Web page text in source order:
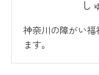
し
神奈川の障がい
ます。